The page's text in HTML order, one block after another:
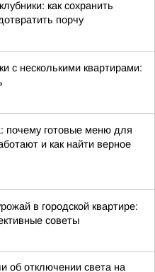
как сохранить
порчу
с несколькими квартирами:
почему готовые меню для
и как найти верное
в городской квартире:
советы
об отключении света на